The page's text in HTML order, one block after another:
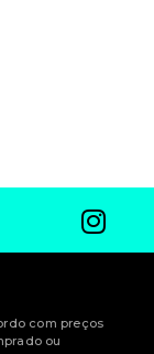
com preços
ou